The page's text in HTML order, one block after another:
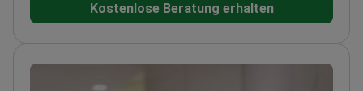
Er absolvierte Fellowships in den USA, Kanada,
Korean Society of Plastic Surgeons.Mitglied der
International Society of Aesthetic Plastic Surgery
Führt komplexe Gesichts-
Kostenlose Beratung erhalten